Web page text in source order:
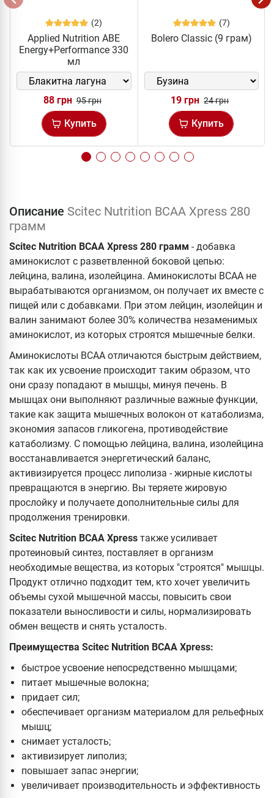
(2)
Applied Nutrition ABE
Energy+Performance 330
мл
88 грн 95 грн
Купить
(7)
Bolero Classic (9 грам)
19 грн 24 грн
Купить
Описание Scitec Nutrition BCAA Xpress 280
грамм
Scitec Nutrition BCAA Xpress 280 грамм - добавка
аминокислот с разветвленной боковой цепью:
лейцина, валина, изолейцина. Аминокислоты ВСАА не
вырабатываются организмом, он получает их вместе с
пищей или с добавками. При этом лейцин, изолейцин и
валин занимают более 30% количества незаменимых
аминокислот, из которых строятся мышечные белки.
Аминокислоты ВСАА отличаются быстрым действием,
так как их усвоение происходит таким образом, что
они сразу попадают в мышцы, минуя печень. В
мышцах они выполняют различные важные функции,
такие как защита мышечных волокон от катаболизма,
экономия запасов гликогена, противодействие
катаболизму. С помощью лейцина, валина, изолейцина
восстанавливается энергетический баланс,
активизируется процесс липолиза - жирные кислоты
превращаются в энергию. Вы теряете жировую
прослойку и получаете дополнительные силы для
продолжения тренировки.
Scitec Nutrition BCAA Xpress также усиливает
протеиновый синтез, поставляет в организм
необходимые вещества, из которых "строятся" мышцы.
Продукт отлично подходит тем, кто хочет увеличить
объемы сухой мышечной массы, повысить свои
показатели выносливости и силы, нормализировать
обмен веществ и снять усталость.
Преимущества Scitec Nutrition BCAA Xpress:
быстрое усвоение непосредственно мышцами;
питает мышечные волокна;
придает сил;
обеспечивает организм материалом для рельефных
мышц;
снимает усталость;
активизирует липолиз;
повышает запас энергии;
увеличивает производительность и эффективность